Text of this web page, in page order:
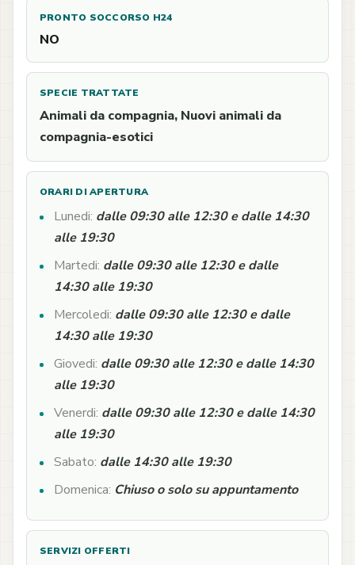
PRONTO SOCCORSO H24
NO
SPECIE TRATTATE
Animali da compagnia, Nuovi animali da
compagnia-esotici
ORARI DI APERTURA
Lunedi: dalle 09:30 alle 12:30 e dalle 14:30
alle 19:30
Martedi: dalle 09:30 alle 12:30 e dalle
14:30 alle 19:30
Mercoledi: dalle 09:30 alle 12:30 e dalle
14:30 alle 19:30
Giovedi: dalle 09:30 alle 12:30 e dalle 14:30
alle 19:30
Venerdi: dalle 09:30 alle 12:30 e dalle 14:30
alle 19:30
Sabato: dalle 14:30 alle 19:30
Domenica: Chiuso o solo su appuntamento
SERVIZI OFFERTI